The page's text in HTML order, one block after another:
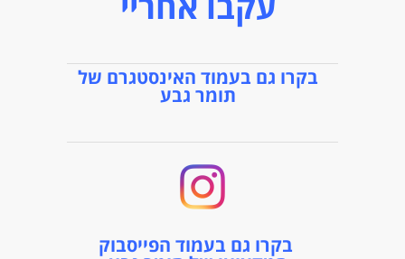
בקרו גם בעמוד האינסטגרם של
תומר גבע
בקרו גם בעמוד הפייסבוק